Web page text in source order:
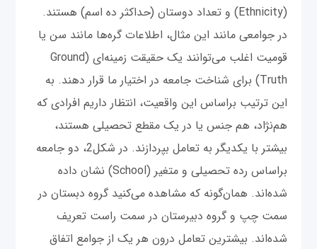
(Ethnicity) و تعداد دوستان (حداکثر ده اسم) هستند.
در جوامعی مانند این مثال، اطلاعات گره‌ها مانند سن یا
قومیت اغلب می‌توانند یک حقیقت زمینه‌ای (Ground
Truth)‌ برای شناخت جامعه در اختیار ما قرار دهند. به
این ترتیب براساس این واقعیت، انتظار داریم افرادی که
هم‌نژاد، هم جنس یا در یک مقطع تحصیلی هستند،
بیشتر با یکدیگر به تعامل بپردازند. در شکل2، دو جامعه
براساس رده تحصیلی و متغیر (School) نشان داده
شده‌اند. همان‌گونه که مشاهده می‌کنید گروه دبستان در
سمت چپ و گروه دبیرستان در سمت راست تعریف
شده‌اند. بیشترین تعامل درون هر یک از جوامع اتفاق